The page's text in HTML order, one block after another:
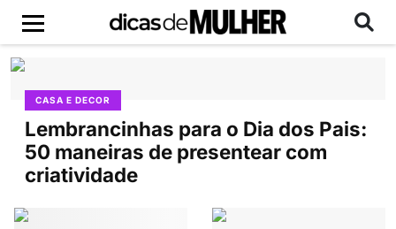
CASA E DECOR
Lembrancinhas para o Dia dos Pais:
50 maneiras de presentear com
criatividade